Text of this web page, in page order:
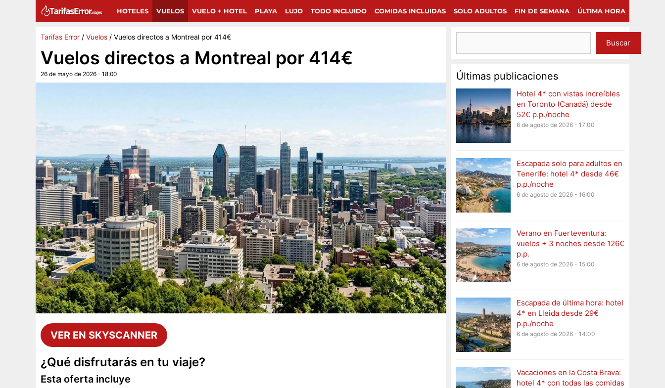
HOTELES VUELOS VUELO + HOTEL PLAYA LUJO TODO INCLUIDO COMIDAS INCLUIDAS SOLO ADULTOS FIN DE SEMANA ÚLTIMA HORA
Tarifas Error / Vuelos / Vuelos directos a Montreal por 414€
Vuelos directos a Montreal por 414€
26 de mayo de 2026 - 18:00
VER EN SKYSCANNER
¿Qué disfrutarás en tu viaje?
Esta oferta incluye
Buscar
Últimas publicaciones
Hotel 4* con vistas increíbles
en Toronto (Canadá) desde
52€ p.p./noche
6 de agosto de 2026 - 17:00
Escapada solo para adultos en
Tenerife: hotel 4* desde 46€
p.p./noche
6 de agosto de 2026 - 16:00
Verano en Fuerteventura:
vuelos + 3 noches desde 126€
p.p.
6 de agosto de 2026 - 15:00
Escapada de última hora: hotel
4* en Lleida desde 29€
p.p./noche
6 de agosto de 2026 - 14:00
Vacaciones en la Costa Brava:
hotel 4* con todas las comidas
G Añádenos como fuente preferida y encuentra más chollos de viajes en Google. Continuar ×